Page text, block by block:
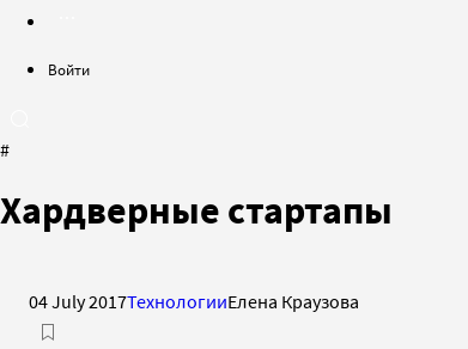
Войти
#
Хардверные стартапы
04 July 2017ТехнологииЕлена Краузова